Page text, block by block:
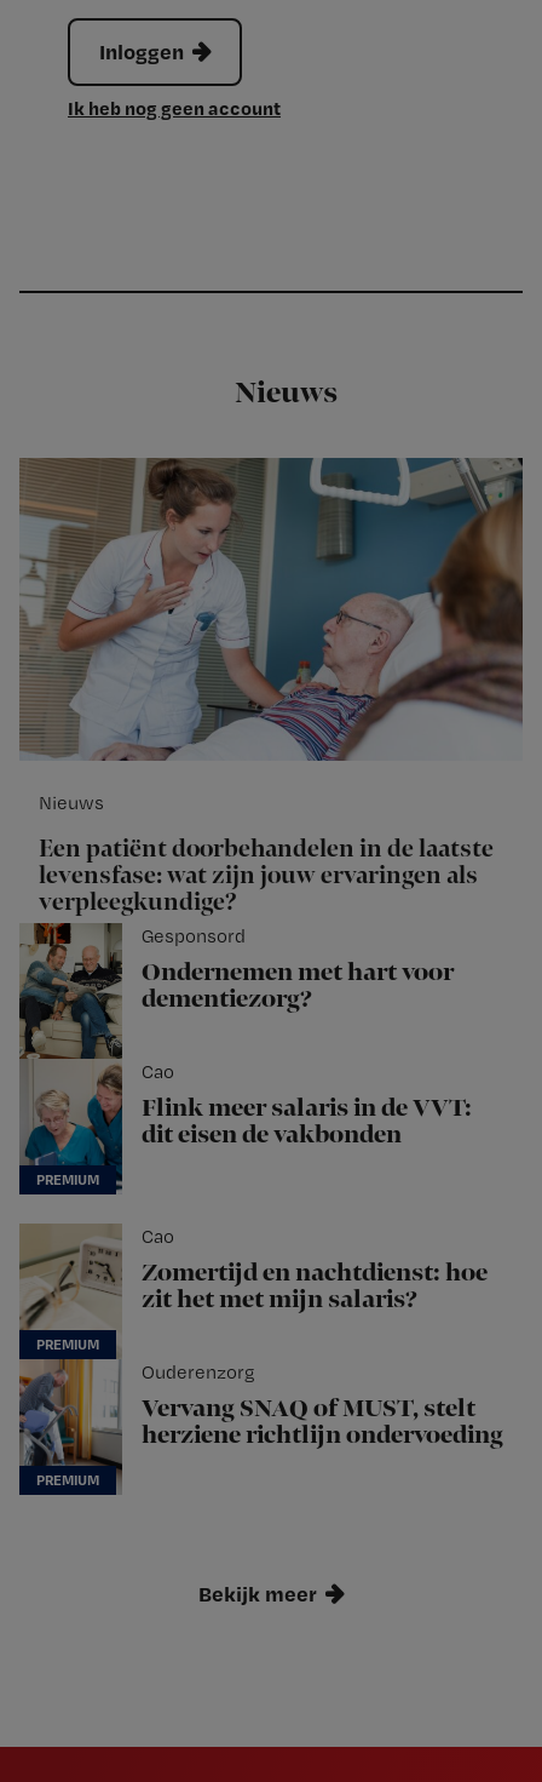
Inloggen
Ik heb nog geen account
Nieuws
Nieuws
Een patiënt doorbehandelen in de laatste
levensfase: wat zijn jouw ervaringen als
verpleegkundige?
Gesponsord
Ondernemen met hart voor
dementiezorg?
Cao
Flink meer salaris in de VVT:
dit eisen de vakbonden
Cao
Zomertijd en nachtdienst: hoe
zit het met mijn salaris?
Ouderenzorg
Vervang SNAQ of MUST, stelt
herziene richtlijn ondervoeding
Bekijk meer